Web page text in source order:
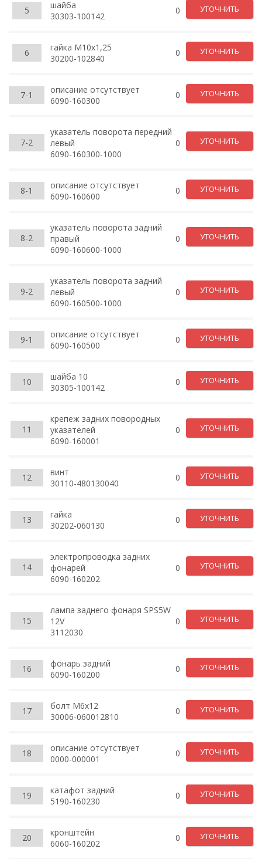
5
шайба
30303-100142
0 УТОЧНИТЬ
6
гайка М10х1,25
30200-102840
0 УТОЧНИТЬ
7-1
описание отсутствует
6090-160300
0 УТОЧНИТЬ
7-2
указатель поворота передний
левый
6090-160300-1000
0 УТОЧНИТЬ
8-1
описание отсутствует
6090-160600
0 УТОЧНИТЬ
8-2
указатель поворота задний
правый
6090-160600-1000
0 УТОЧНИТЬ
9-2
указатель поворота задний
левый
6090-160500-1000
0 УТОЧНИТЬ
9-1
описание отсутствует
6090-160500
0 УТОЧНИТЬ
10
шайба 10
30305-100142
0 УТОЧНИТЬ
11
крепеж задних повородных
указателей
6090-160001
0 УТОЧНИТЬ
12
винт
30110-480130040
0 УТОЧНИТЬ
13
гайка
30202-060130
0 УТОЧНИТЬ
14
электропроводка задних
фонарей
6090-160202
0 УТОЧНИТЬ
15
лампа заднего фонаря SPS5W
12V
3112030
0 УТОЧНИТЬ
16
фонарь задний
6090-160200
0 УТОЧНИТЬ
17
болт М6х12
30006-060012810
0 УТОЧНИТЬ
18
описание отсутствует
0000-000001
0 УТОЧНИТЬ
19
катафот задний
5190-160230
0 УТОЧНИТЬ
20
кронштейн
6060-160202
0 УТОЧНИТЬ